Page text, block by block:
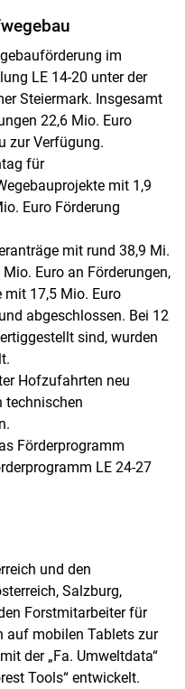
im
LE 14-20 unter der
Steiermark. Insgesamt
22,6 Mio. Euro
zur Verfügung.
für
mit 1,9
Euro Förderung
mit rund 38,9 Mi.
Euro an Förderungen,
mit 17,5 Mio. Euro
abgeschlossen. Bei 12
sind, wurden
Hofzufahrten neu
technischen
Förderprogramm
LE 24-27
und den
Salzburg,
Forstmitarbeiter für
auf mobilen Tablets zur
der „Fa. Umweltdata“
Tools“ entwickelt.